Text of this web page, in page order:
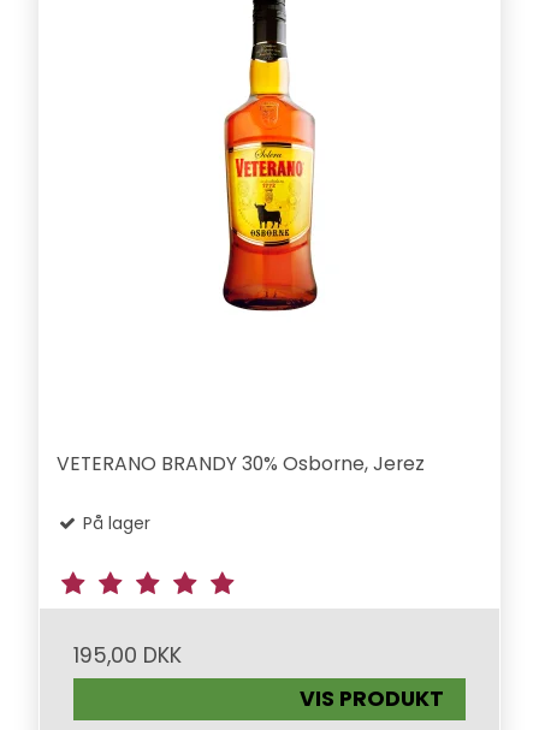
VETERANO BRANDY 30% Osborne, Jerez
På lager
195,00 DKK
VIS PRODUKT